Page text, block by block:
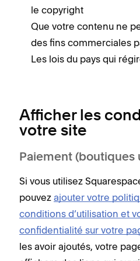
le copyright
Que votre contenu ne
des fins commerciales
Les lois du pays qui
Afficher les
votre site
Paiement (boutiques
Si vous utilisez
pouvez ajouter votre
conditions d’utilisation et
confidentialité sur votre
les avoir ajoutés, votre